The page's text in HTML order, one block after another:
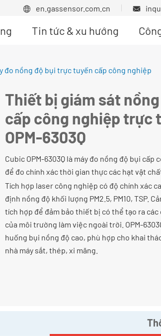
 en.gassensor.com.cn 
Tin tức & xu hướng
đo nồng độ bụi trực tuyến cấp công nghiệp
Thiết bị giám sát
cấp công nghiệp trực
OPM-6303Q
Cubic OPM-6303Q là máy đo nồng độ bụi
để đo chính xác thời gian thực các hạt vật
Tích hợp laser công nghiệp có độ chính xác
định nồng độ khối lượng PM2.5, PM10, TSP.
tích hợp để đảm bảo thiết bị có thể tạo ra
của môi trường làm việc ngoài trời. OPM-
huống bụi nồng độ cao, phù hợp cho khai
nhà máy sắt, thép, xi măng.